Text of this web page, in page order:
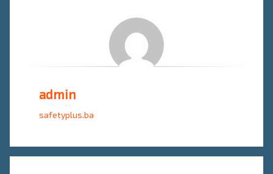
admin
safetyplus.ba